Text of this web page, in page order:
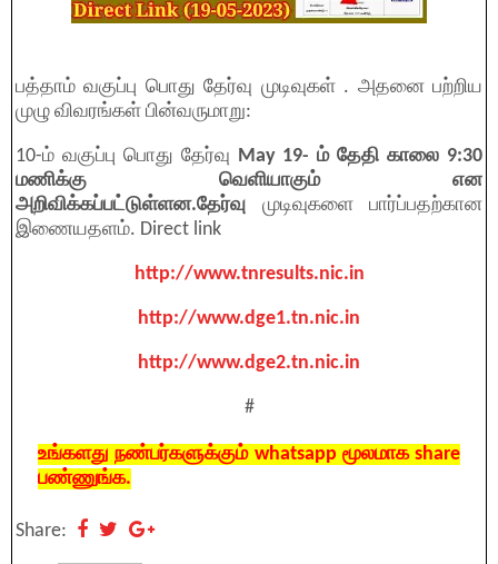
பத்தாம் வகுப்பு பொது தேர்வு முடிவுகள் . அதனை பற்றிய
முழு விவரங்கள் பின்வருமாறு:
10-ம் வகுப்பு பொது தேர்வு May 19- ம் தேதி காலை 9:30
மணிக்கு வெளியாகும் என
அறிவிக்கப்பட்டுள்ளன.தேர்வு முடிவுகளை பார்ப்பதற்கான
இணையதளம். Direct link
http://www.tnresults.nic.in
http://www.dge1.tn.nic.in
http://www.dge2.tn.nic.in
#
உங்களது நண்பர்களுக்கும் whatsapp மூலமாக share
பண்ணுங்க.
Share: